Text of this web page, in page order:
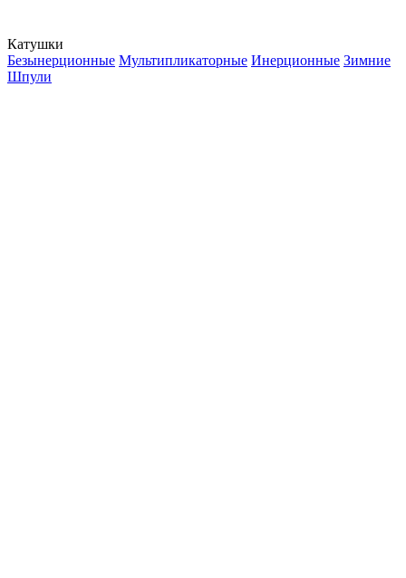
Катушки
Безынерционные Мультипликаторные Инерционные Зимние
Шпули